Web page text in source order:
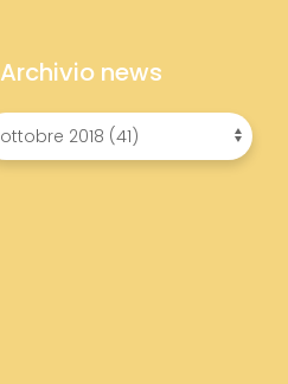
Archivio news